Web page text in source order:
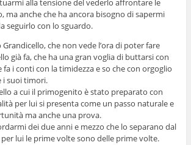
alla tensione del vederlo affrontare le
ma anche che ha ancora bisogno di sapermi
seguirlo con lo sguardo.
che non vede l’ora di poter fare
già fa, che ha una gran voglia di buttarsi con
i conti con la timidezza e so che con orgoglio
i suoi timori.
a cui il primogenito è stato preparato con
per lui si presenta come un passo naturale e
ma anche una prova.
dei due anni e mezzo che lo separano dal
lui le prime volte sono delle prime volte.